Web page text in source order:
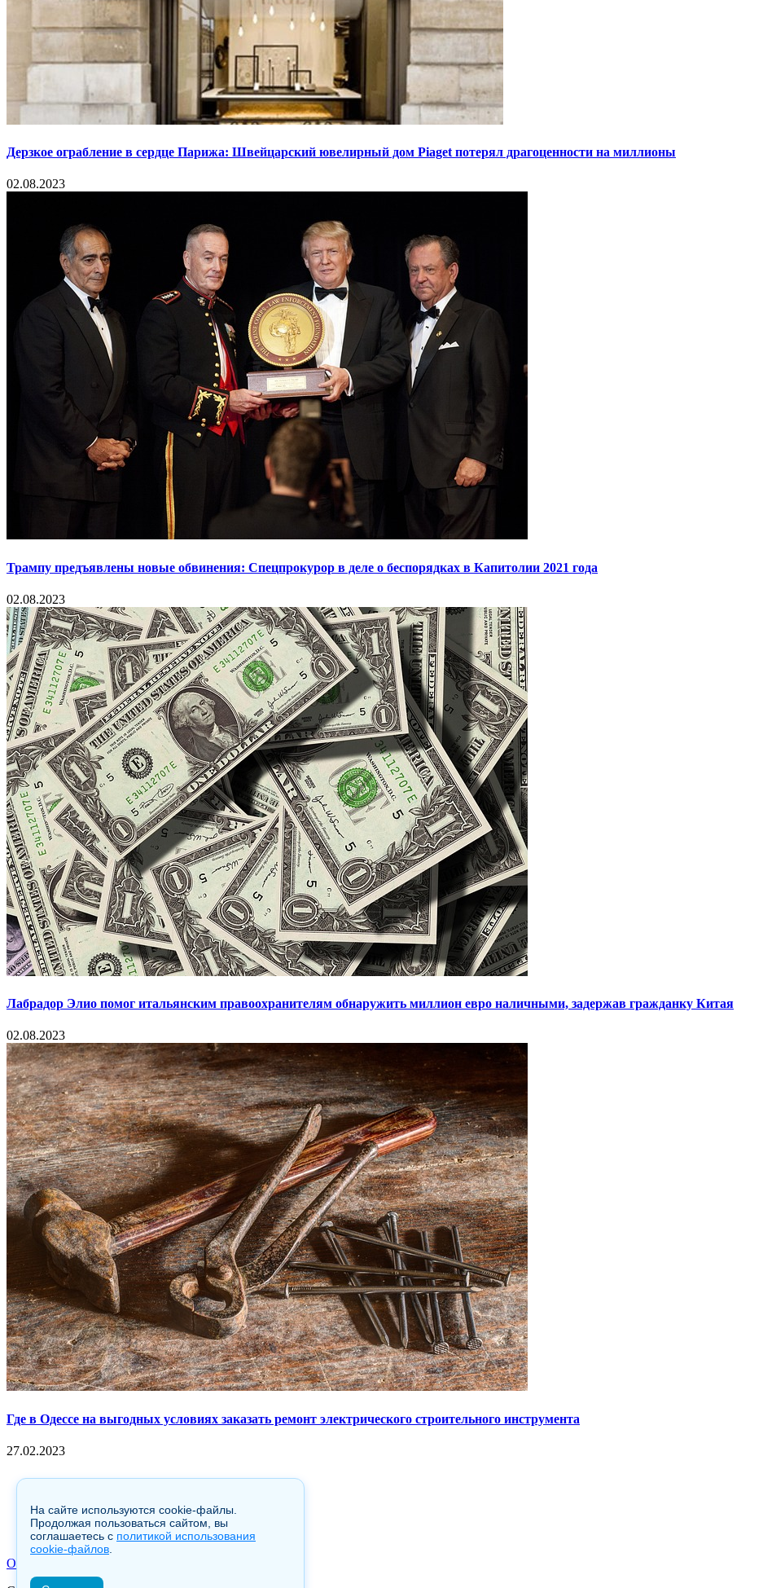
Дерзкое ограбление в сердце Парижа: Швейцарский ювелирный дом Piaget потерял драгоценности на миллионы
02.08.2023
Трампу предъявлены новые обвинения: Спецпрокурор в деле о беспорядках в Капитолии 2021 года
02.08.2023
Лабрадор Элио помог итальянским правоохранителям обнаружить миллион евро наличными, задержав гражданку Китая
02.08.2023
Где в Одессе на выгодных условиях заказать ремонт электрического строительного инструмента
27.02.2023
Copyright © 2017. Данный интернет-сайт носит исключительно информационный характер и ни при каких условиях не является
гиперссылка на hotnews02.ru обязательна.
О Сайте
На сайте используются cookie-файлы.
Продолжая пользоваться сайтом, вы
соглашаетесь с политикой использования
cookie-файлов